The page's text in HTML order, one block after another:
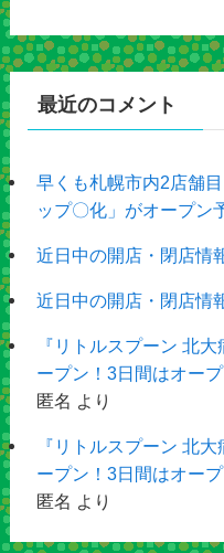
最近のコメント
早くも札幌市内2店舗
ップ〇化」がオープン
近日中の開店・閉店情
近日中の開店・閉店情
『リトルスプーン 北
ープン！3日間はオー
匿名 より
『リトルスプーン 北
ープン！3日間はオー
匿名 より